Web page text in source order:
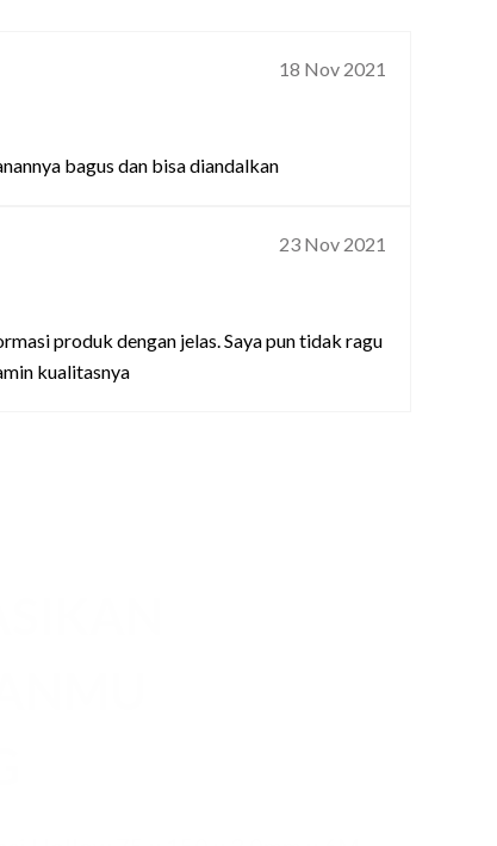
18 Nov 2021
bagus dan bisa diandalkan
23 Nov 2021
produk dengan jelas. Saya pun tidak ragu
kualitasnya